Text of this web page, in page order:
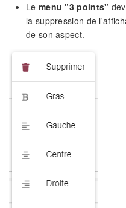
Le menu "3 points"
la suppression de
de son aspect.